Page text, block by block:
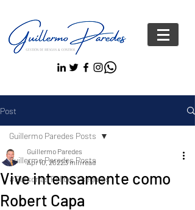
Post
Guillermo Paredes Posts
#Personas FelicesYseguras
Guillermo Paredes Posts
Vive intensamente como
Robert Capa
Guillermo Paredes
Apr 10, 20223 min read